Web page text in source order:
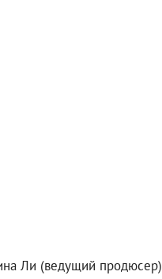
Ли (ведущий продюсер)